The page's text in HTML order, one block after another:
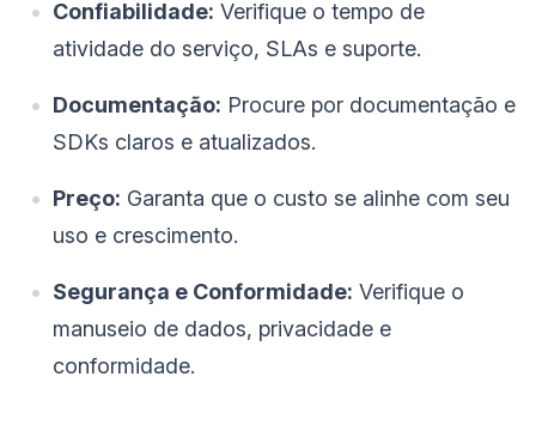
Confiabilidade: Verifique o tempo de
atividade do serviço, SLAs e suporte.
Documentação: Procure por documentação e
SDKs claros e atualizados.
Preço: Garanta que o custo se alinhe com seu
uso e crescimento.
Segurança e Conformidade: Verifique o
manuseio de dados, privacidade e
conformidade.